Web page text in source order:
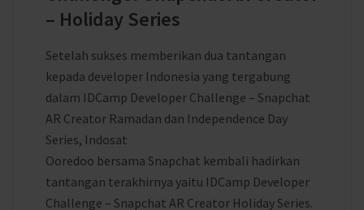
– Holiday Series
Setelah sukses memberikan dua tantangan
kepada developer Indonesia yang tergabung
dalam IDCamp Developer Challenge – Snapchat
AR Creator Ramadan dan Independence Day
Series, Indosat
Ooredoo bersama Snapchat kembali hadirkan
tantangan terakhirnya yaitu IDCamp Developer
Challenge – Snapchat AR Creator Holiday Series.